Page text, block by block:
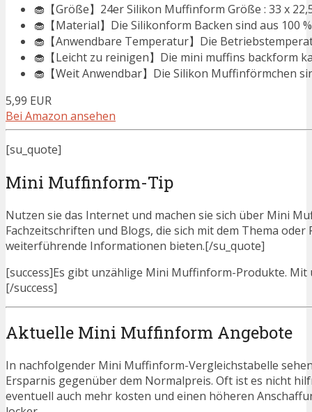
🧁【Größe】24er Silikon Muffinform Größe : 33 x
🧁【Material】Die Silikonform Backen sind aus 100
🧁【Anwendbare Temperatur】Die
🧁【Leicht zu reinigen】Die mini muffins backform
🧁【Weit Anwendbar】Die Silikon Muffinförmchen
5,99 EUR
Bei Amazon ansehen
[su_quote]
Mini Muffinform-Tip
Nutzen sie das Internet und machen sie sich über Mini
Fachzeitschriften und Blogs, die sich mit dem Thema
weiterführende Informationen bieten.[/su_quote]
[success]Es gibt unzählige Mini Muffinform-Produkte.
[/success]
Aktuelle Mini Muffinform Angebote
In nachfolgender Mini Muffinform-Vergleichstabelle
Ersparnis gegenüber dem Normalpreis. Oft ist es nicht
eventuell auch mehr kosten und einen höheren